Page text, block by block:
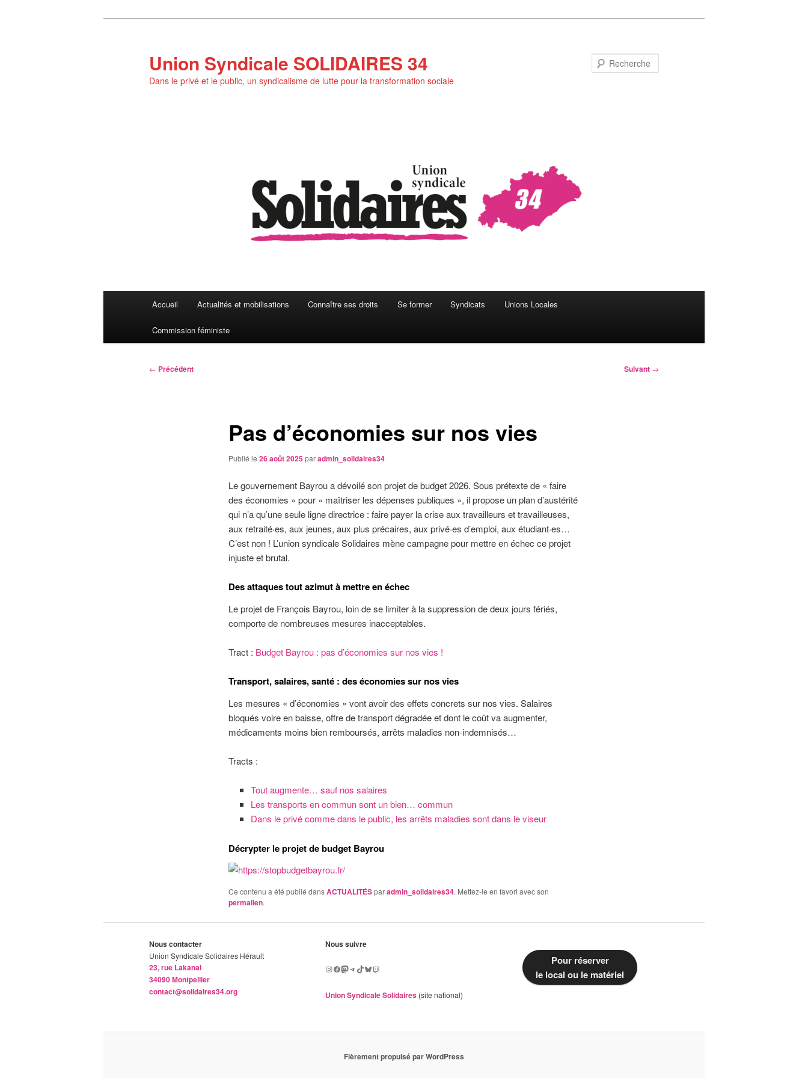
Union Syndicale SOLIDAIRES 34
Dans le privé et le public, un syndicalisme de lutte pour la transformation sociale
Accueil Actualités et mobilisations Connaître ses droits Se former Syndicats Unions Locales
Commission féministe
Navigation
← Précédent Suivant →
Pas d’économies sur nos vies
Publié le 26 août 2025paradmin_solidaires34
Le gouvernement Bayrou a dévoilé son projet de budget 2026. Sous prétexte de « faire
des économies » pour « maîtriser les dépenses publiques », il propose un plan d’austérité
qui n’a qu’une seule ligne directrice : faire payer la crise aux travailleurs et travailleuses,
aux retraité·es, aux jeunes, aux plus précaires, aux privé·es d’emploi, aux étudiant·es…
C’est non ! L’union syndicale Solidaires mène campagne pour mettre en échec ce projet
injuste et brutal.
Des attaques tout azimut à mettre en échec
Le projet de François Bayrou, loin de se limiter à la suppression de deux jours fériés,
comporte de nombreuses mesures inacceptables.
Tract : Budget Bayrou : pas d’économies sur nos vies !
Transport, salaires, santé : des économies sur nos vies
Les mesures « d’économies » vont avoir des effets concrets sur nos vies. Salaires
bloqués voire en baisse, offre de transport dégradée et dont le coût va augmenter,
médicaments moins bien remboursés, arrêts maladies non-indemnisés…
Tracts :
Tout augmente… sauf nos salaires
Les transports en commun sont un bien… commun
Dans le privé comme dans le public, les arrêts maladies sont dans le viseur
Décrypter le projet de budget Bayrou
Ce contenu a été publié dansACTUALITÉSparadmin_solidaires34. Mettez-le en favori avec son
permalien.
Nous contacter
Union Syndicale Solidaires Hérault
23, rue Lakanal
34090 Montpellier
contact@solidaires34.org
Nous suivre
Instagram
Facebook
Mastodon
Telegram
TikTok
Bluesky
Twitch
Union Syndicale Solidaires(site national)
Pour réserver
le local ou le matériel
Fièrement propulsé par WordPress